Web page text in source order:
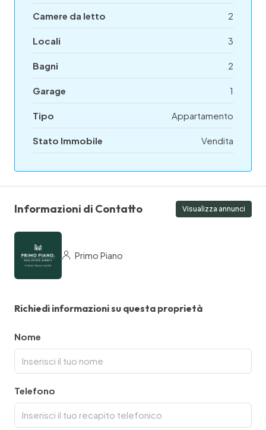
Camere da letto 2
Locali 3
Bagni 2
Garage 1
Tipo Appartamento
Stato Immobile Vendita
Informazioni di Contatto Visualizza annunci
Primo Piano
Richiedi informazioni su questa proprietà
Nome
Telefono